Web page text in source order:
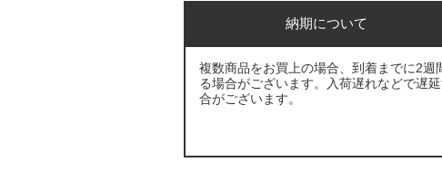
納期について
複数商品をお買上の場合、到着までに2
る場合がございます。入荷遅れなどで遅
合がございます。